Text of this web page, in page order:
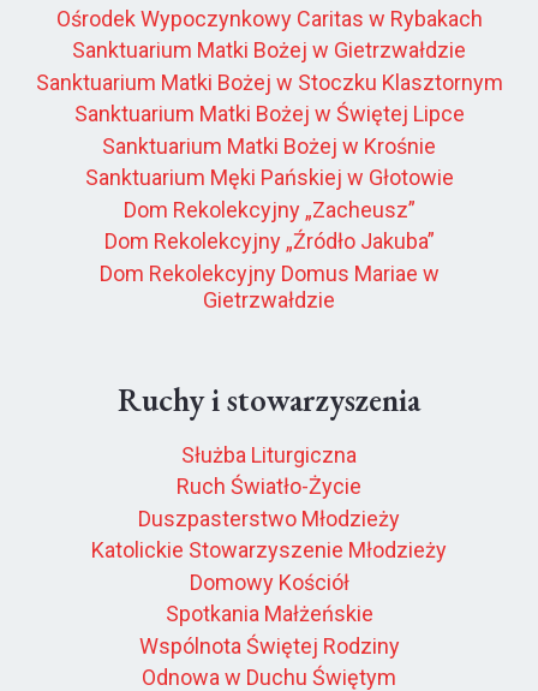
Ośrodek Wypoczynkowy Caritas w Rybakach
Sanktuarium Matki Bożej w Gietrzwałdzie
Sanktuarium Matki Bożej w Stoczku Klasztornym
Sanktuarium Matki Bożej w Świętej Lipce
Sanktuarium Matki Bożej w Krośnie
Sanktuarium Męki Pańskiej w Głotowie
Dom Rekolekcyjny „Zacheusz”
Dom Rekolekcyjny „Źródło Jakuba”
Dom Rekolekcyjny Domus Mariae w
Gietrzwałdzie
Ruchy i stowarzyszenia
Służba Liturgiczna
Ruch Światło-Życie
Duszpasterstwo Młodzieży
Katolickie Stowarzyszenie Młodzieży
Domowy Kościół
Spotkania Małżeńskie
Wspólnota Świętej Rodziny
Odnowa w Duchu Świętym